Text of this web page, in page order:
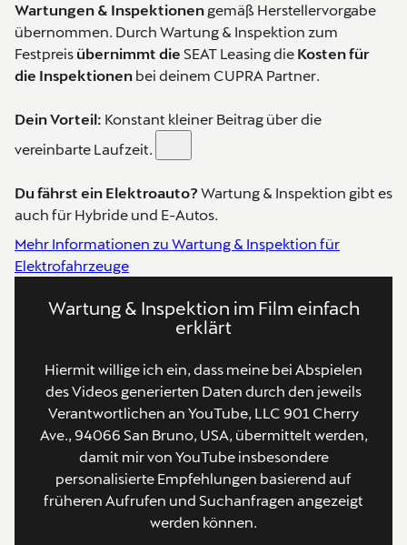
Wartungen & Inspektionen gemäß Herstellervorgabe
übernommen. Durch Wartung & Inspektion zum
Festpreis übernimmt die SEAT Leasing die Kosten für
die Inspektionen bei deinem CUPRA Partner.
Dein Vorteil: Konstant kleiner Beitrag über die
vereinbarte Laufzeit.
Du fährst ein Elektroauto? Wartung & Inspektion gibt es
auch für Hybride und E-Autos.
Mehr Informationen zu Wartung & Inspektion für
Elektrofahrzeuge
Wartung & Inspektion im Film einfach
erklärt
Hiermit willige ich ein, dass meine bei Abspielen
des Videos generierten Daten durch den jeweils
Verantwortlichen an YouTube, LLC 901 Cherry
Ave., 94066 San Bruno, USA, übermittelt werden,
damit mir von YouTube insbesondere
personalisierte Empfehlungen basierend auf
früheren Aufrufen und Suchanfragen angezeigt
werden können.